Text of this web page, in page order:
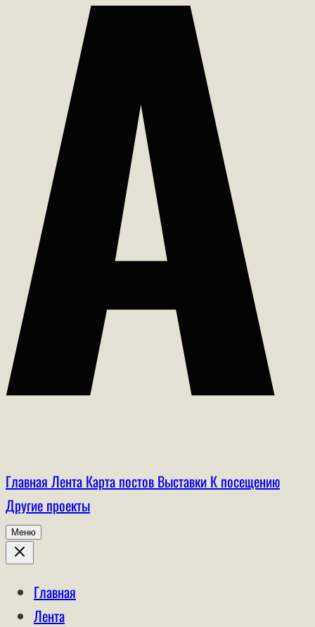
Главная Лента Карта постов Выставки К посещению
Другие проекты
Меню
Главная
Лента